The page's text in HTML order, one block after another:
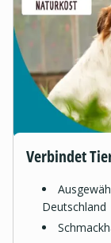
Verbindet
Deutschland